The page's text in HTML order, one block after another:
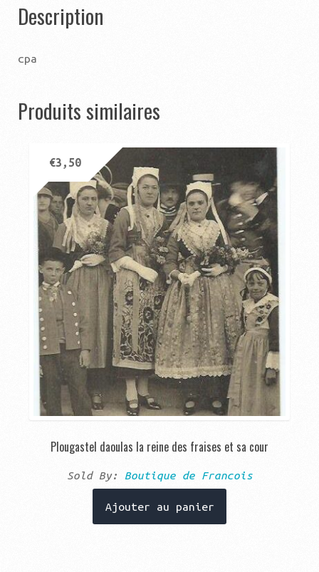
Description
cpa
Produits similaires
Plougastel daoulas la reine des fraises et sa cour
€3,50
Sold By: Boutique de Francois
Ajouter au panier